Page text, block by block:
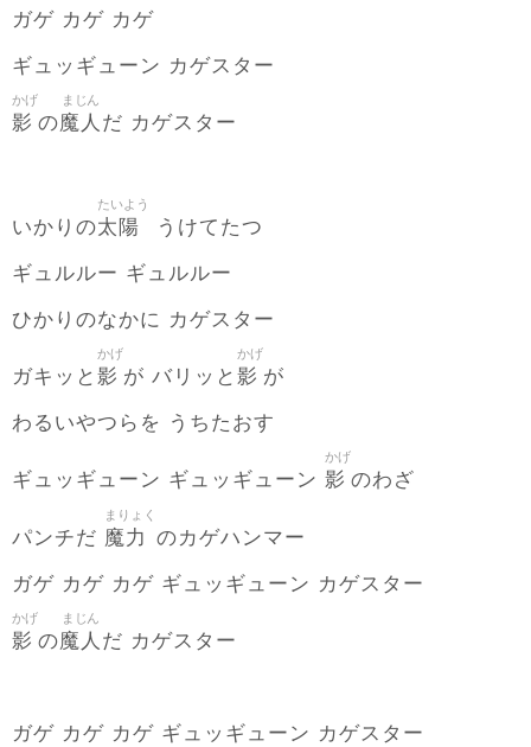
ガゲ カゲ カゲ
ギュッギューン カゲスター
影
かげ
の魔人
まじん
だ カゲスター
いかりの太陽
たいよう
うけてたつ
ギュルルー ギュルルー
ひかりのなかに カゲスター
ガキッと 影
かげ
が バリッと 影
かげ
が
わるいやつらを うちたおす
ギュッギューン ギュッギューン 影
かげ
のわざ
パンチだ 魔力
まりょく
のカゲハンマー
ガゲ カゲ カゲ ギュッギューン カゲスター
影
かげ
の魔人
まじん
だ カゲスター
ガゲ カゲ カゲ ギュッギューン カゲスター